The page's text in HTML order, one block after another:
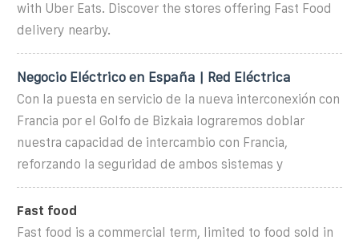
with Uber Eats. Discover the stores offering Fast Food
delivery nearby.
Negocio Eléctrico en España | Red Eléctrica
Con la puesta en servicio de la nueva interconexión con
Francia por el Golfo de Bizkaia lograremos doblar
nuestra capacidad de intercambio con Francia,
reforzando la seguridad de ambos sistemas y
Fast food
Fast food is a commercial term, limited to food sold in